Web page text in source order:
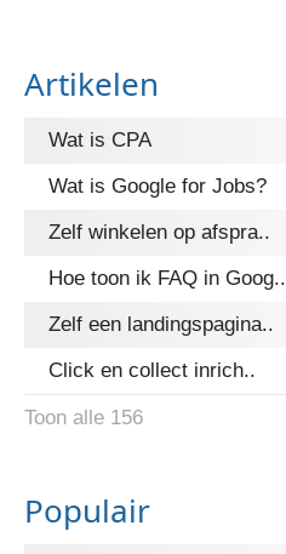
Artikelen
Wat is CPA
Wat is Google for Jobs?
Zelf winkelen op afspra..
Hoe toon ik FAQ in Goog..
Zelf een landingspagina..
Click en collect inrich..
Toon alle 156
Populair